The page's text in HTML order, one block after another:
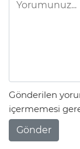
Gönderilen
içermemesi
Gönder